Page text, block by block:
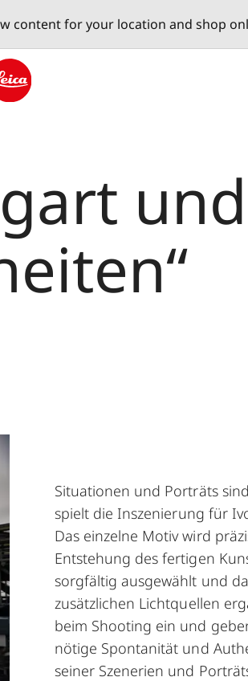
content for your location and shop
Situationen und Porträts
spielt die Inszenierung für
Das einzelne Motiv wird
Entstehung des fertigen
sorgfältig ausgewählt und
zusätzlichen Lichtquellen
beim Shooting ein und
nötige Spontanität und
seiner Szenerien und